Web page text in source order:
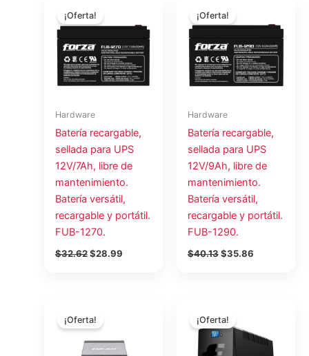
¡Oferta!
Hardware
Batería recargable,
sellada para UPS
12V/7Ah, libre de
mantenimiento.
Batería versátil,
recargable y portátil.
FUB-1270.
$32.62
precio
original
$32.62.
$28.99
actual
$28.99.
¡Oferta!
Hardware
Batería recargable,
sellada para UPS
12V/9Ah, libre de
mantenimiento.
Batería versátil,
recargable y portátil.
FUB-1290.
$40.13
precio
original
$40.13.
$35.86
actual
$35.86.
¡Oferta!precio
original
era:
$28.48.
es:
$25.31.
¡Oferta!precio
original
era:
$58.85.
es:
$52.60.